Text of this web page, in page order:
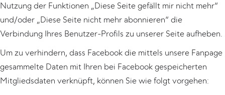
Nutzung der Funktionen „Diese Seite gefällt mir nicht mehr“
und/oder „Diese Seite nicht mehr abonnieren“ die
Verbindung Ihres Benutzer-Profils zu unserer Seite aufheben.
Um zu verhindern, dass Facebook die mittels unsere Fanpage
gesammelte Daten mit Ihren bei Facebook gespeicherten
Mitgliedsdaten verknüpft, können Sie wie folgt vorgehen: